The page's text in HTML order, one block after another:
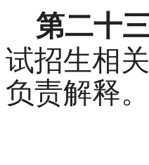
第二十
试招生相
负责解释。